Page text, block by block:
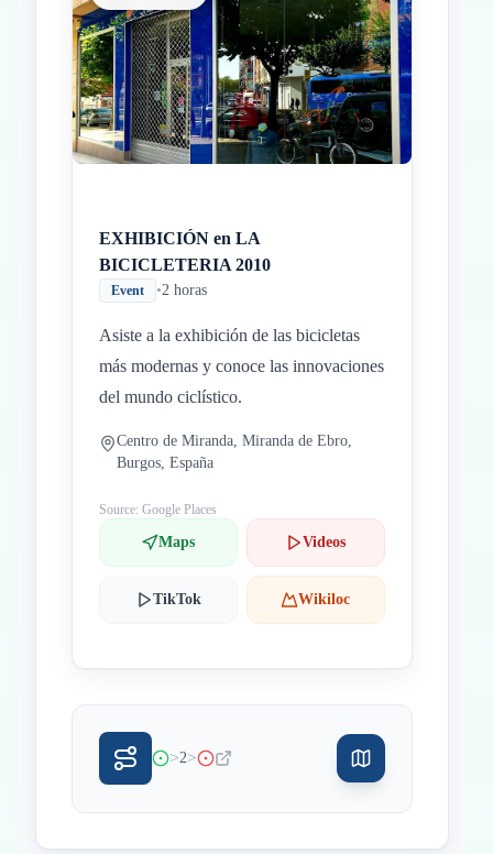
EXHIBICIÓN en LA
BICICLETERIA 2010
Event •2 horas
Asiste a la exhibición de las bicicletas
más modernas y conoce las innovaciones
del mundo ciclístico.
Centro de Miranda, Miranda de Ebro,
Burgos, España
Source: Google Places
Maps Videos
TikTok Wikiloc
>2>